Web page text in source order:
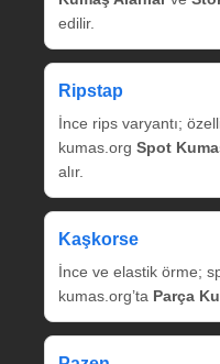
edilir.
Ripstap
İnce rips varyantı;
kumas.org Spot
alır.
Kaşkorse
İnce ve elastik örme;
kumas.org’ta Parça